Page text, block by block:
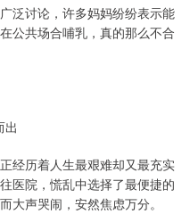
泛讨论，许多妈妈纷纷表示能
公共场合哺乳，真的那么不合
出
经历着人生最艰难却又最充实
医院，慌乱中选择了最便捷的
大声哭闹，安然焦虑万分。